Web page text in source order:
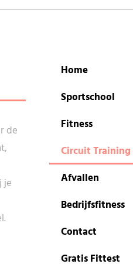
de
je
Home
Sportschool
Fitness
Circuit Training
Afvallen
Bedrijfsfitness
Contact
Gratis Fittest